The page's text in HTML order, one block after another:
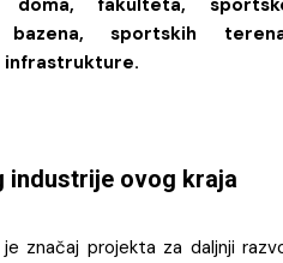
doma, fakulteta,
bazena, sportskih
infrastrukture.
industrije ovog kraja
značaj projekta za daljnji